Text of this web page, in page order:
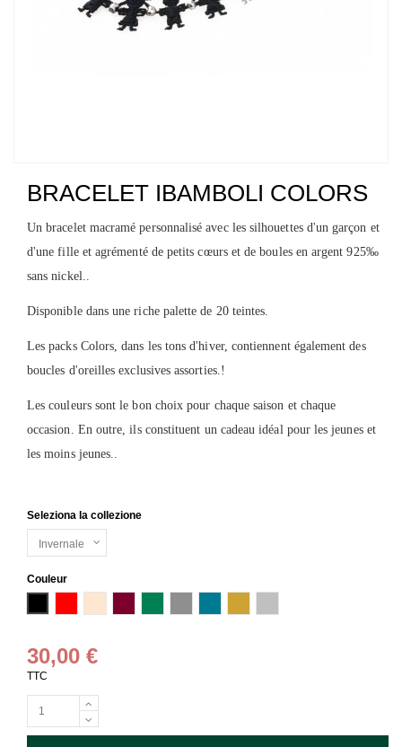
BRACELET IBAMBOLI COLORS
Un bracelet macramé personnalisé avec les silhouettes d'un garçon et
d'une fille et agrémenté de petits cœurs et de boules en argent 925‰
sans nickel..
Disponible dans une riche palette de 20 teintes.
Les packs Colors, dans les tons d'hiver, contiennent également des
boucles d'oreilles exclusives assorties.!
Les couleurs sont le bon choix pour chaque saison et chaque
occasion. En outre, ils constituent un cadeau idéal pour les jeunes et
les moins jeunes..
Seleziona la collezione
Couleur
30,00 €
TTC